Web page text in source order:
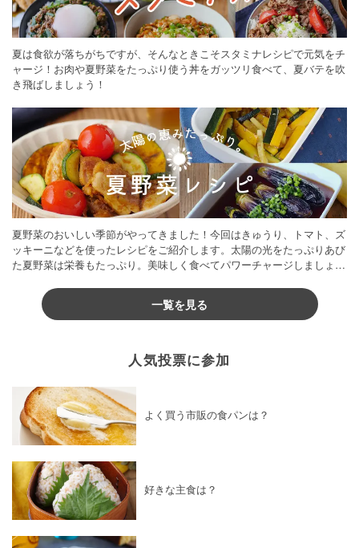
夏は食欲が落ちがちですが、そんなときこそスタミナレシピで元気をチ
ャージ！お肉や夏野菜をたっぷり使う丼をガッツリ食べて、夏バテを吹
き飛ばしましょう！
夏野菜のおいしい季節がやってきました！今回はきゅうり、トマト、ズ
ッキーニなどを使ったレシピをご紹介します。太陽の光をたっぷりあび
た夏野菜は栄養もたっぷり。美味しく食べてパワーチャージしましょう
一覧を見る
人気投票に参加
よく買う市販の食パンは？
好きな主食は？